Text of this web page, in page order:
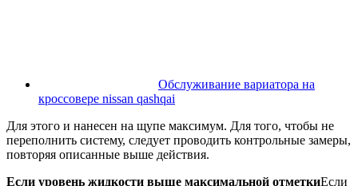
Обслуживание вариатора на
кроссовере nissan qashqai
Для этого и нанесен на щупе максимум. Для того, чтобы не
переполнить систему, следует проводить контрольные замеры,
повторяя описанные выше действия.
Если уровень жидкости выше максимальной отметкиЕсли